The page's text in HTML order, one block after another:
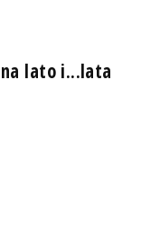
lato i...lata